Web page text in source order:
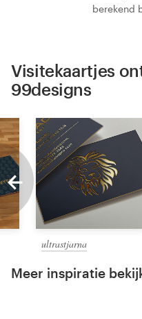
berekend
Visitekaartjes
99designs
ultrastjarna
Meer inspiratie